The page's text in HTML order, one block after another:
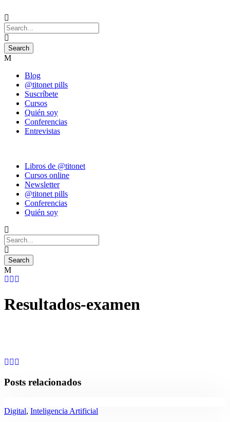
Blog
@titonet pills
Suscríbete
Cursos
Quién soy
Conferencias
Entrevistas
Libros de @titonet
Cursos online
Newsletter
@titonet pills
Conferencias
Quién soy
Resultados-examen
Posts relacionados
Digital, Inteligencia Artificial